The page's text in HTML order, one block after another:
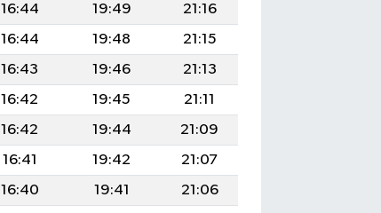
16:44 19:49
21:16
16:44 19:48
21:15
16:43 19:46
21:13
16:42 19:45
21:11
16:42 19:44
21:09
16:41 19:42
21:07
16:40 19:41
21:06